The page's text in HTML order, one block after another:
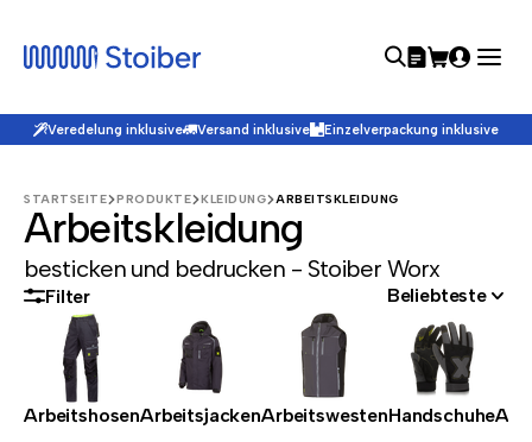
Veredelung inklusive Versand inklusive Einzelverpackung inklusive
STARTSEITE PRODUKTE KLEIDUNG ARBEITSKLEIDUNG
Arbeitskleidung
besticken und bedrucken - Stoiber Worx
Filter Beliebteste
ArbeitshosenArbeitsjackenArbeitswestenHandschuhe